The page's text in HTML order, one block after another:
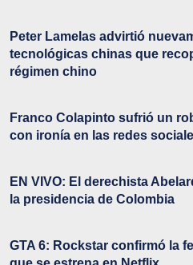
Peter Lamelas advirtió
tecnológicas chinas que
régimen chino
Franco Colapinto sufrió un
con ironía en las redes
EN VIVO: El derechista
la presidencia de Colombia
GTA 6: Rockstar confirmó la